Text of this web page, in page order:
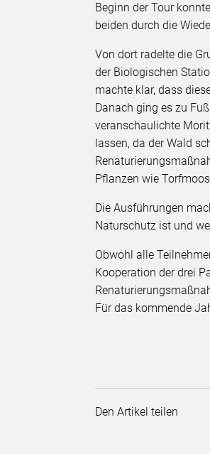
Beginn der Tour
beiden durch die
Von dort radelte die
der Biologischen
machte klar, dass
Danach ging es zu
veranschaulichte
lassen, da der Wald
Pflanzen wie
Die Ausführungen
Naturschutz ist und
Obwohl alle
Kooperation der drei
Für das kommende
Den Artikel teilen